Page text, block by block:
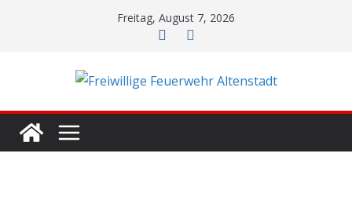
Freitag, August 7, 2026